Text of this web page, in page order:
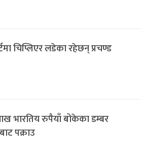
चिप्लिएर लडेका रहेछन् प्रचण्ड
भारतिय रुपैयाँ बोकेका डम्बर
पक्राउ